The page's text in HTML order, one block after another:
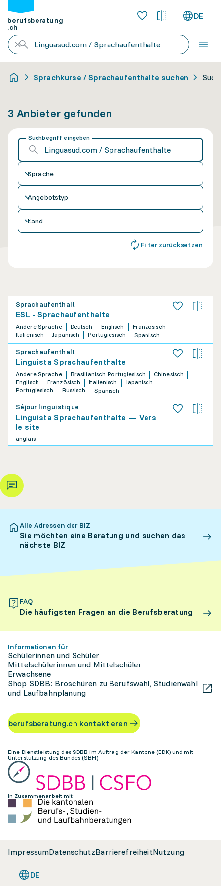
berufsberatung
.ch
DE
Sprachkurse / Sprachaufenthalte suchen
3 Anbieter gefunden
Suchbegriff eingeben
Sprache
Angebotstyp
Land
Filter zurücksetzen
Sprachaufenthalt
ESL - Sprachaufenthalte
Andere Sprache Deutsch Englisch
Französisch
Italienisch
Japanisch Portugiesisch Spanisch
Sprachaufenthalt
Linguista Sprachaufenthalte
Andere Sprache Brasilianisch-Portugiesisch
Chinesisch
Englisch
Französisch Italienisch
Japanisch
Portugiesisch
Russisch Spanisch
Séjour linguistique
Linguista Sprachaufenthalte — Vers
le site
anglais
Alle Adressen der BIZ
Sie möchten eine Beratung und suchen das
nächste BIZ
FAQ
Die häufigsten Fragen an die Berufsberatung
Informationen für
Schülerinnen und Schüler
Mittelschülerinnen und Mittelschüler
Erwachsene
Shop SDBB: Broschüren zu Berufswahl, Studienwahl
und Laufbahnplanung
berufsberatung.ch kontaktieren
Eine Dienstleistung des SDBB im Auftrag der Kantone (EDK) und mit
Unterstützung des Bundes (SBFI)
In Zusammenarbeit mit:
ImpressumDatenschutzBarrierefreiheitNutzung
DE